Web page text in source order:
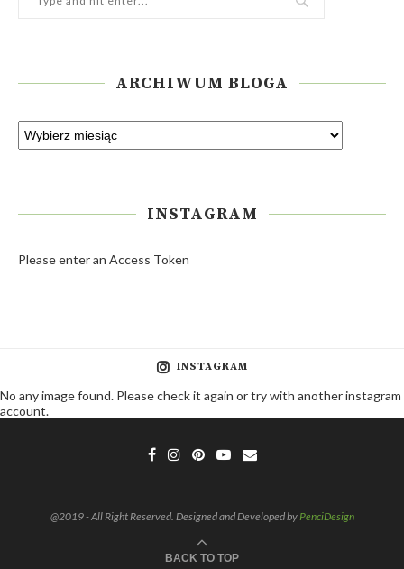
ARCHIWUM BLOGA
INSTAGRAM
Please enter an Access Token
INSTAGRAM
No any image found. Please check it again or try with another instagram
account.
@2019 - All Right Reserved. Designed and Developed by PenciDesign
BACK TO TOP